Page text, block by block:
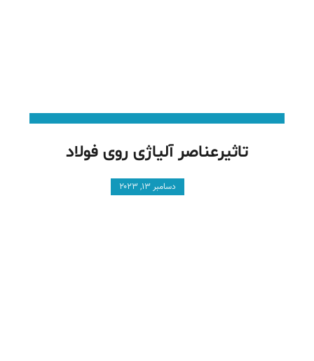
تاثیرعناصر آلیاژی روی فولاد
دسامبر ۱۳, ۲۰۲۳